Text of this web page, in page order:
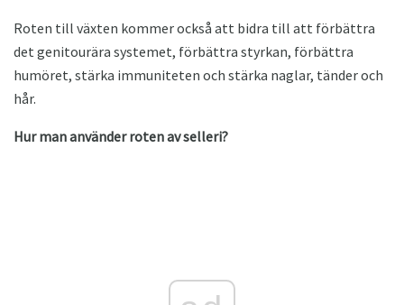
Roten till växten kommer också att bidra till att förbättra
det genitourära systemet, förbättra styrkan, förbättra
humöret, stärka immuniteten och stärka naglar, tänder och
hår.
Hur man använder roten av selleri?